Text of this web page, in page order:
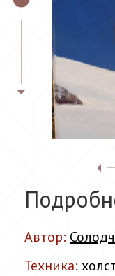
Автор:
Техника: